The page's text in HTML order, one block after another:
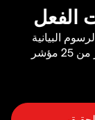
الفعل
البيانية